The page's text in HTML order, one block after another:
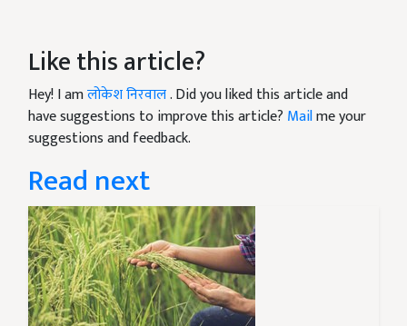
Like this article?
Hey! I amलोकेश निरवाल. Did you liked this article and
have suggestions to improve this article? Mailme your
suggestions and feedback.
Read next